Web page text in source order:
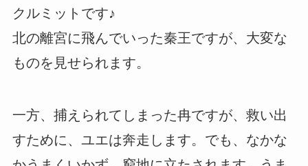
クルミットです♪
北の離宮に飛んでいった秦王ですが、大変な
ものを見せられます。
一方、捕えられてしまった冉ですが、救い出
すために、ユエは奔走します。でも、なかな